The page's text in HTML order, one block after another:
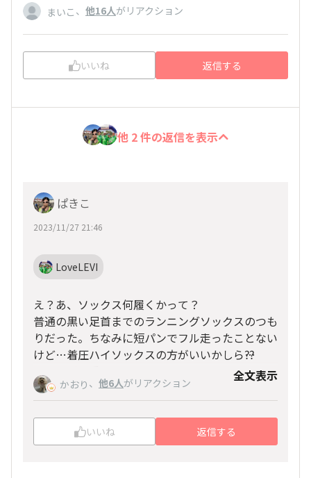
まいこ 、 他16人がリアクション
いいね 返信する
他 2 件の返信を表示
ぱきこ
2023/11/27 21:46
LoveLEVI
え？あ、ソックス何履くかって？
普通の黒い足首までのランニングソックスのつも
りだった。ちなみに短パンでフル走ったことない
けど…着圧ハイソックスの方がいいかしら⁇
どっちが可愛い⁇
かおり 、 他6人がリアクション 全文表示
いいね 返信する